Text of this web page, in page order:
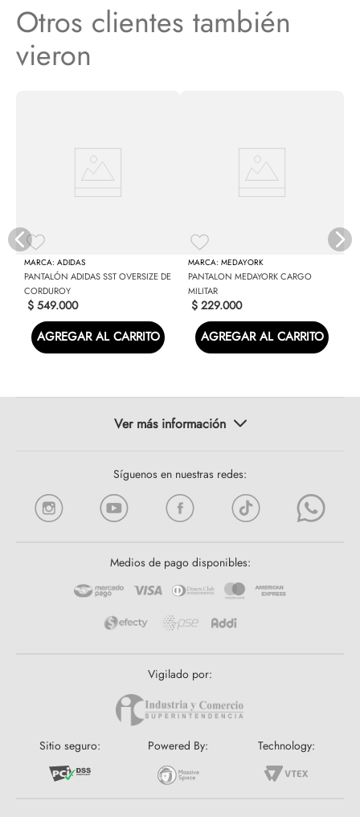
Otros clientes también
vieron
ADIDAS
PANTALÓN ADIDAS SST OVERSIZE DE
CORDUROY
$ 549.000
AGREGAR AL CARRITO
MEDAYORK
PANTALON MEDAYORK CARGO
MILITAR
$ 229.000
AGREGAR AL CARRITO
Síguenos en nuestras redes:
Medios de pago disponibles:
Vigilado por:
Sitio seguro: Powered By: Technology: